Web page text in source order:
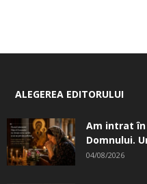
ALEGEREA EDITORULUI
Am intrat
Domnului.
04/08/2026